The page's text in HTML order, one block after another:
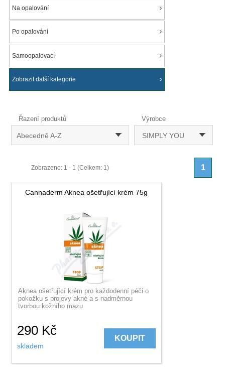
Na opalování
Po opalování
Samoopalovací
Zobrazit další kategorie
Řazení produktů
Abecedně A-Z
Výrobce
SIMPLY YOU
Zobrazeno: 1 - 1 (Celkem: 1) 1
Cannaderm Aknea ošetřující krém 75g
Aknea ošetřující krém pro každodenní péči o
pokožku s projevy akné a s nadměrnou
tvorbou kožního mazu.
290 Kč
skladem
KOUPIT